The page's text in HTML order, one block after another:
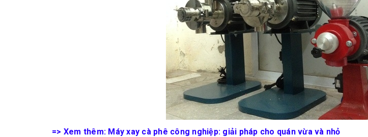
=> Xem thêm: Máy xay cà phê công nghiệp: giải pháp cho quán vừa và nhỏ